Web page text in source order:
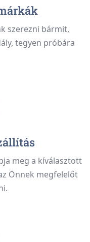
szerezni bármit,
tegyen próbára
meg a kíválasztott
Önnek megfelelőt